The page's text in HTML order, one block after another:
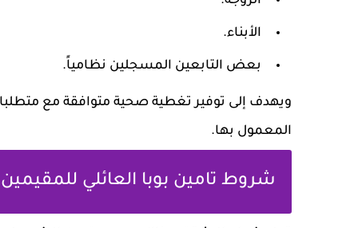
الأبناء.
بعض التابعين المسجلين نظامياً.
ويهدف إلى توفير تغطية صحية متوافقة مع
المعمول بها.
شروط تامين بوبا العائلي للمقيمين